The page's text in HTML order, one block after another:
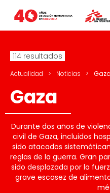
114 resultados
Actualidad > Noticias > Gaza
Gaza
Durante dos años de
civil de Gaza, incluidos
sido atacados
reglas de la guerra. Gran
sido desplazada por la
grave escasez de